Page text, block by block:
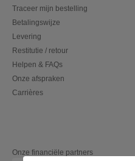
Traceer mijn bestelling
Betalingswijze
Levering
Restitutie / retour
Helpen & FAQs
Onze afspraken
Carrières
Onze financiële partners